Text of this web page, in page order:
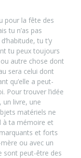
pour la fête des
tu n’as pas
tu t’y
tu peux toujours
autre chose dont
sera celui dont
qu’elle a peut-
Pour trouver l’idée
un livre, une
matériels ne
à ta mémoire et
et forts
ou avec un
sont peut-être des